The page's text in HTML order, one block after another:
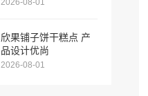
2026-08-01
欣果铺子饼干糕点 产
品设计优尚
2026-08-01